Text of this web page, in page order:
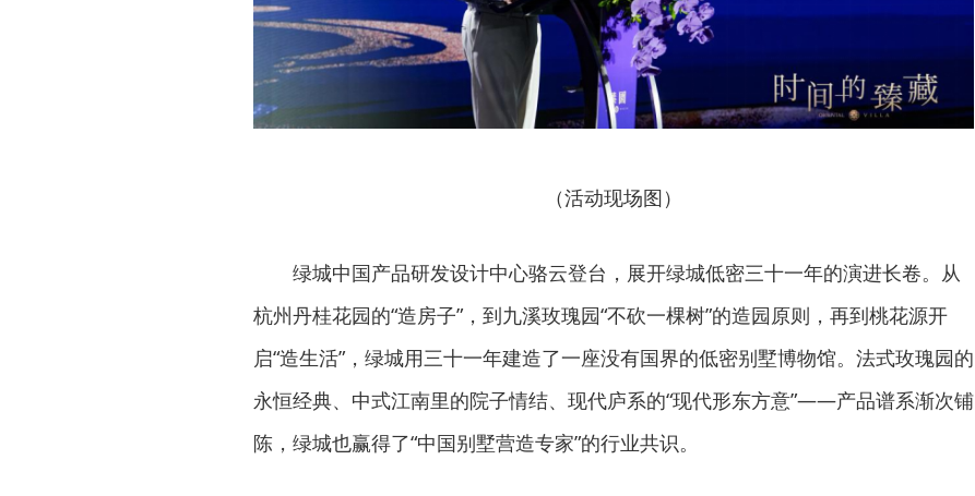
（活动现场图）
绿城中国产品研发设计中心骆云登台，展开绿城低密三十一年的演进长卷。从
杭州丹桂花园的“造房子”，到九溪玫瑰园“不砍一棵树”的造园原则，再到桃花源开
启“造生活”，绿城用三十一年建造了一座没有国界的低密别墅博物馆。法式玫瑰园的
永恒经典、中式江南里的院子情结、现代庐系的“现代形东方意”——产品谱系渐次铺
陈，绿城也赢得了“中国别墅营造专家”的行业共识。